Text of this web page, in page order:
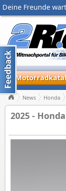
Deine Freunde
News Honda
2025 -